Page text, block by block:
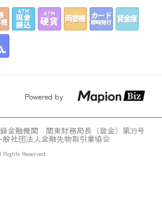
Powered by
金融機関 関東財務局長（登金）第39号
社団法人金融先物取引業協会
Reserved.